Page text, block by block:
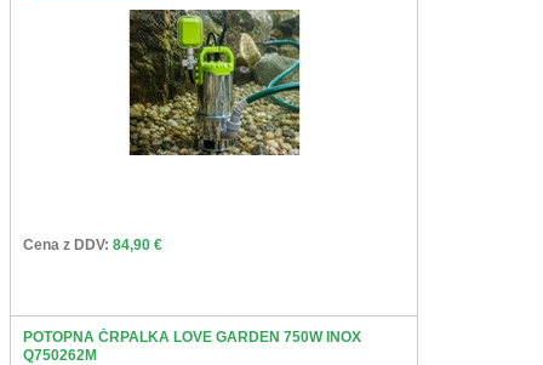
Cena z DDV: 84,90 €
POTOPNA ČRPALKA LOVE GARDEN 750W INOX
Q750262M